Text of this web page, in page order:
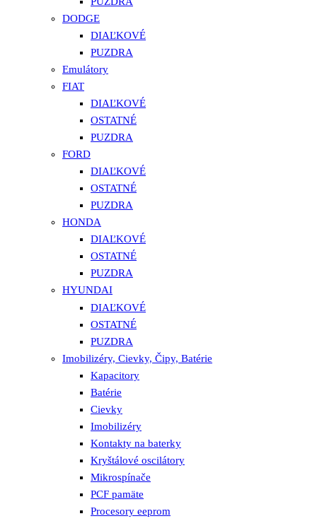
DODGE
DIAĽKOVÉ
PUZDRA
Emulátory
FIAT
DIAĽKOVÉ
OSTATNÉ
PUZDRA
FORD
DIAĽKOVÉ
OSTATNÉ
PUZDRA
HONDA
DIAĽKOVÉ
OSTATNÉ
PUZDRA
HYUNDAI
DIAĽKOVÉ
OSTATNÉ
PUZDRA
Imobilizéry, Cievky, Čipy, Batérie
Kapacitory
Batérie
Cievky
Imobilizéry
Kontakty na baterky
Kryštálové oscilátory
Mikrospínače
PCF pamäte
Procesory eeprom